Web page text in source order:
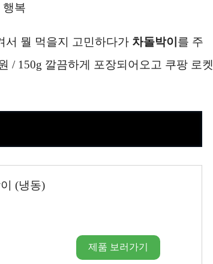
행복
서 뭘 먹을지 고민하다가 차돌박이 를 주
/ 150g 깔끔하게 포장되어오고 쿠팡 로켓
(냉동)
제품 보러가기